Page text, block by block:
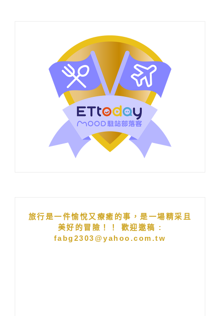
旅行是一件愉悅又療癒的事，是一場精采且
美好的冒險！！ 歡迎邀稿 :
fabg2303@yahoo.com.tw